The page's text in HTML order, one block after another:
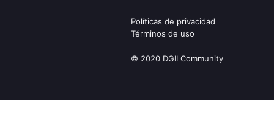
Políticas de privacidad
Términos de uso
© 2020 DGII Community